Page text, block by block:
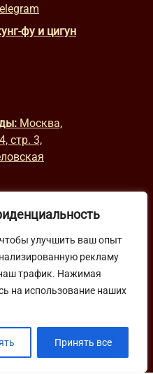
улучшить ваш опыт
рекламу
трафик. Нажимая
на использование наших
Принять все
фу и цигун
Москва,
стр. 3,
22:00
до 19:30